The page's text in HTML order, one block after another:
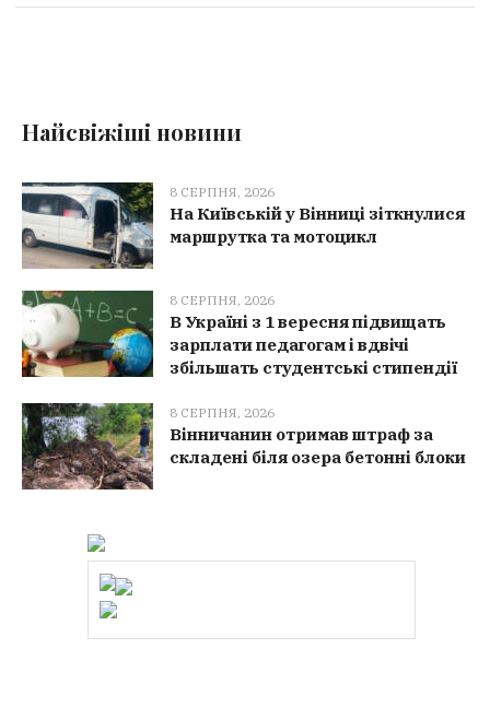
Найсвіжіші новини
8 СЕРПНЯ, 2026
На Київській у Вінниці зіткнулися
маршрутка та мотоцикл
8 СЕРПНЯ, 2026
В Україні з 1 вересня підвищать
зарплати педагогам і вдвічі
збільшать студентські стипендії
8 СЕРПНЯ, 2026
Вінничанин отримав штраф за
складені біля озера бетонні блоки